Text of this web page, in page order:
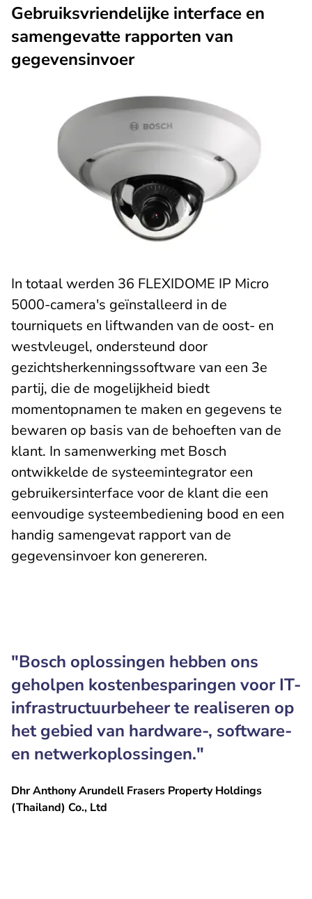
Gebruiksvriendelijke interface en
samengevatte rapporten van
gegevensinvoer
In totaal werden 36 FLEXIDOME IP Micro
5000-camera's geïnstalleerd in de
tourniquets en liftwanden van de oost- en
westvleugel, ondersteund door
gezichtsherkenningssoftware van een 3e
partij, die de mogelijkheid biedt
momentopnamen te maken en gegevens te
bewaren op basis van de behoeften van de
klant. In samenwerking met Bosch
ontwikkelde de systeemintegrator een
gebruikersinterface voor de klant die een
eenvoudige systeembediening bood en een
handig samengevat rapport van de
gegevensinvoer kon genereren.
"Bosch oplossingen hebben ons
geholpen kostenbesparingen voor IT-
infrastructuurbeheer te realiseren op
het gebied van hardware-, software-
en netwerkoplossingen."
Dhr Anthony Arundell Frasers Property Holdings
(Thailand) Co., Ltd